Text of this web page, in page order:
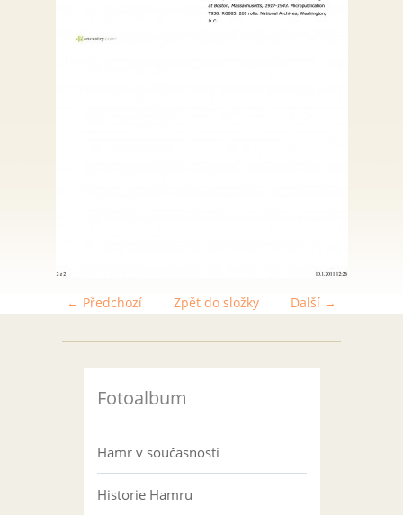
← Předchozí Další →
Zpět do složky
Fotoalbum
Hamr v současnosti
Historie Hamru